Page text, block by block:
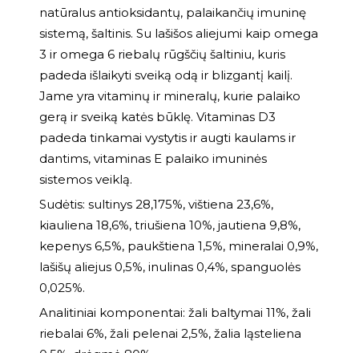
natūralus antioksidantų, palaikančių imuninę
sistemą, šaltinis. Su lašišos aliejumi kaip omega
3 ir omega 6 riebalų rūgščių šaltiniu, kuris
padeda išlaikyti sveiką odą ir blizgantį kailį.
Jame yra vitaminų ir mineralų, kurie palaiko
gerą ir sveiką katės būklę. Vitaminas D3
padeda tinkamai vystytis ir augti kaulams ir
dantims, vitaminas E palaiko imuninės
sistemos veiklą.
Sudėtis: sultinys 28,175%, vištiena 23,6%,
kiauliena 18,6%, triušiena 10%, jautiena 9,8%,
kepenys 6,5%, paukštiena 1,5%, mineralai 0,9%,
lašišų aliejus 0,5%, inulinas 0,4%, spanguolės
0,025%.
Analitiniai komponentai: žali baltymai 11%, žali
riebalai 6%, žali pelenai 2,5%, žalia ląsteliena